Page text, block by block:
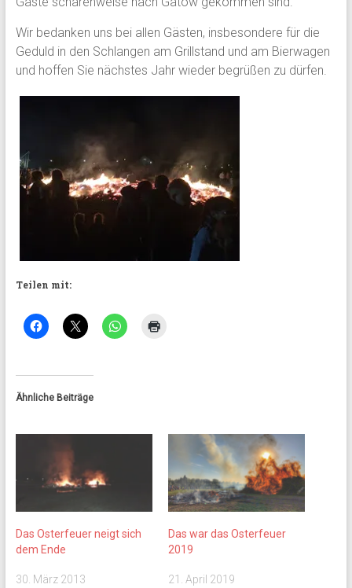
Wir bedanken uns bei allen Gästen, insbesondere für die
Geduld in den Schlangen am Grillstand und am Bierwagen
und hoffen Sie nächstes Jahr wieder begrüßen zu dürfen.
Teilen mit:
Ähnliche Beiträge
Das Osterfeuer neigt sich
dem Ende
30. März 2013
Das war das Osterfeuer
2019
21. April 2019